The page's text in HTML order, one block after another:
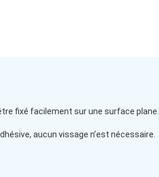
fixé facilement sur une surface plane.
aucun vissage n’est nécessaire.